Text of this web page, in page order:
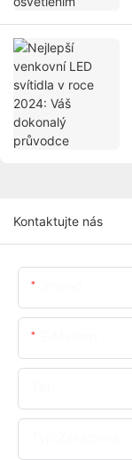
Kontaktujte nás